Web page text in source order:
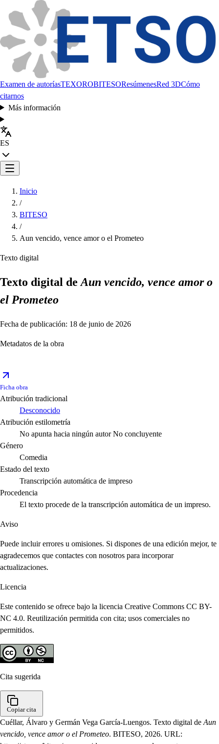
Examen de autoríasTEXOROBITESOResúmenesRed 3DCómo
citarnos
Más información
ES
Inicio
/
BITESO
/
Aun vencido, vence amor o el Prometeo
Texto digital
Texto digital deAun vencido, vence amor o
el Prometeo
Fecha de publicación: 18 de junio de 2026
Metadatos de la obra
Ficha obra
Atribución tradicional
Desconocido
Atribución estilometría
No apunta hacia ningún autor No concluyente
Género
Comedia
Estado del texto
Transcripción automática de impreso
Procedencia
El texto procede de la transcripción automática de un impreso.
Aviso
Puede incluir errores u omisiones. Si dispones de una edición mejor, te
agradecemos que contactes con nosotros para incorporar
actualizaciones.
Licencia
Este contenido se ofrece bajo la licencia Creative Commons CC BY-
NC 4.0. Reutilización permitida con cita; usos comerciales no
permitidos.
Cita sugerida
Copiar cita
Cuéllar, Álvaro y Germán Vega García-Luengos. Texto digital de Aun
vencido, vence amor o el Prometeo. BITESO, 2026. URL: